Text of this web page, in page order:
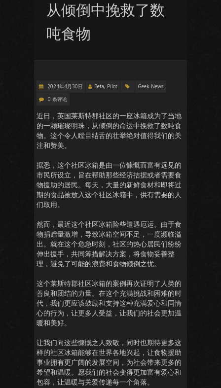
从倾倒中挽救了数
吨食物
2024年4月30日 Beta, Pilot
Geek News
0 条评论
近日，英国莱斯特郡社区的一座冰箱成为了当地
的一颗璀璨明珠，从倾倒的命运中挽救了数吨食
物。这个令人瞠目结舌的壮举绝对值得我们的关
注和赞美。
据悉，这个社区冰箱是由一位慷慨而富有远见的
市民所设立，旨在帮助那些经济拮据或者需要食
物援助的居民。每天，大量的新鲜食材和即将过
期的食品被放入这个社区冰箱中，供有需要的人
们取用。
然而，最近这个社区冰箱险些遭遇厄运。由于食
物捐赠量激增，导致冰箱空间不足，一度濒临溢
出。就在这个危急时刻，社区的热心居民们纷纷
伸出援手，共同筹措解决方案，将食物妥善整
理，避免了可能的浪费和食物倾倒之忧。
这个莱斯特郡社区冰箱的案例再次证明了人类的
善良和团结的力量。在这个充满挑战和困难的时
代，我们更应该鼓励和支持这种充满爱心和同情
心的行为，让更多人受益，让我们的社会更加温
暖和美好。
让我们向这些慷慨之人致敬，同时也期待更多这
样的社区冰箱能够在世界各地兴起，让食物援助
事业拥有更广阔的发展空间，为社会带来更多的
希望和温暖。愿我们的社会变得更加富有爱心和
包容，让温暖与关爱传递每一个角落。